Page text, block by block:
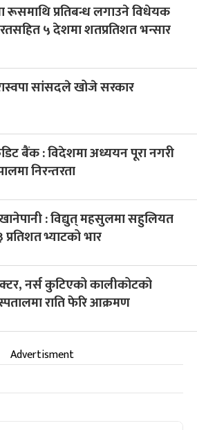
रूसमाथि प्रतिबन्ध लगाउने विधेयक
५ देशमा शतप्रतिशत भन्सार
सांसदले खोजे सरकार
बैंक : विदेशमा अध्ययन पूरा नगरी
निरन्तरता
: विद्युत् महसुलमा सहुलियत
भ्याटको भार
नर्स कुटिएको कालीकोटको
राति फेरि आक्रमण
Advertisment